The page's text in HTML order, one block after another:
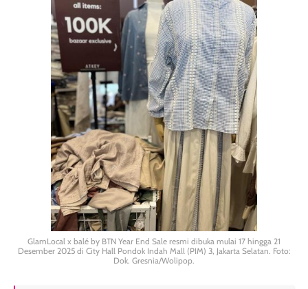
GlamLocal x balé by BTN Year End Sale resmi dibuka mulai 17 hingga 21
Desember 2025 di City Hall Pondok Indah Mall (PIM) 3, Jakarta Selatan. Foto:
Dok. Gresnia/Wolipop.